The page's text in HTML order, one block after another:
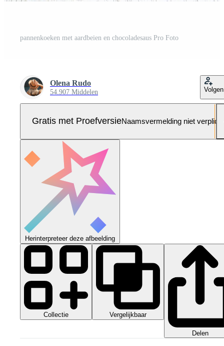
pannenkoeken met aardbeien en chocoladesaus Pro Foto
Olena Rudo
54.907 Middelen Volgen
Gratis met ProefversieNaamsvermelding niet verplicht
Herinterpreteer deze afbeelding
Collectie Vergelijkbaar
Delen